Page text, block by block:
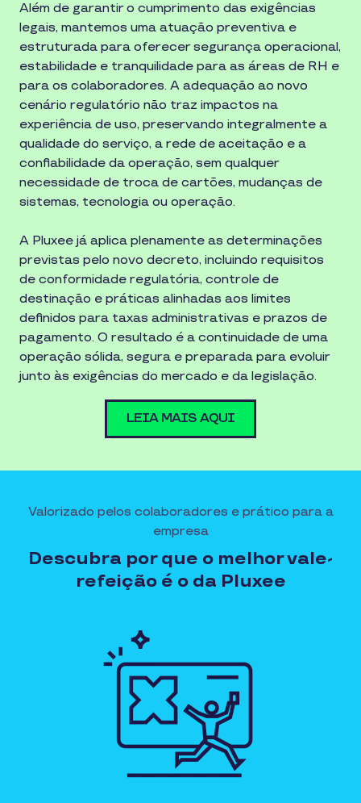
Além de garantir o cumprimento das exigências
legais, mantemos uma atuação preventiva e
estruturada para oferecer segurança operacional,
estabilidade e tranquilidade para as áreas de RH e
para os colaboradores. A adequação ao novo
cenário regulatório não traz impactos na
experiência de uso, preservando integralmente a
qualidade do serviço, a rede de aceitação e a
confiabilidade da operação, sem qualquer
necessidade de troca de cartões, mudanças de
sistemas, tecnologia ou operação.
A Pluxee já aplica plenamente as determinações
previstas pelo novo decreto, incluindo requisitos
de conformidade regulatória, controle de
destinação e práticas alinhadas aos limites
definidos para taxas administrativas e prazos de
pagamento. O resultado é a continuidade de uma
operação sólida, segura e preparada para evoluir
junto às exigências do mercado e da legislação.
LEIA MAIS AQUI
Valorizado pelos colaboradores e prático para a
empresa
Descubra por que o melhor vale-
refeição é o da Pluxee